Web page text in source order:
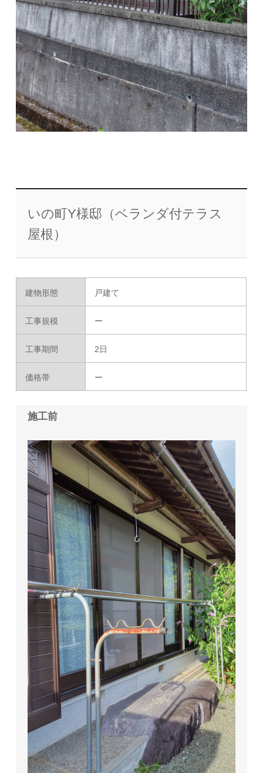
いの町Y様邸（ベランダ付テラス
屋根）
建物形態 戸建て
工事規模 ー
工事期間 2日
価格帯 ー
施工前